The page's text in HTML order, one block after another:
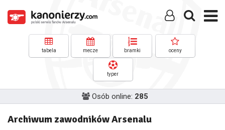
tabela mecze bramki oceny
typer
Osób online: 285
Archiwum zawodników Arsenalu